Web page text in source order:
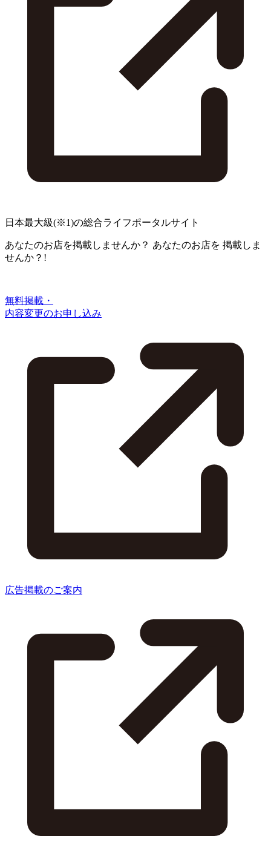
日本最大級(※1)の総合ライフポータルサイト
あなたのお店を掲載しませんか？ あなたのお店を 掲載しま
せんか？!
無料掲載・
内容変更のお申し込み
広告掲載のご案内